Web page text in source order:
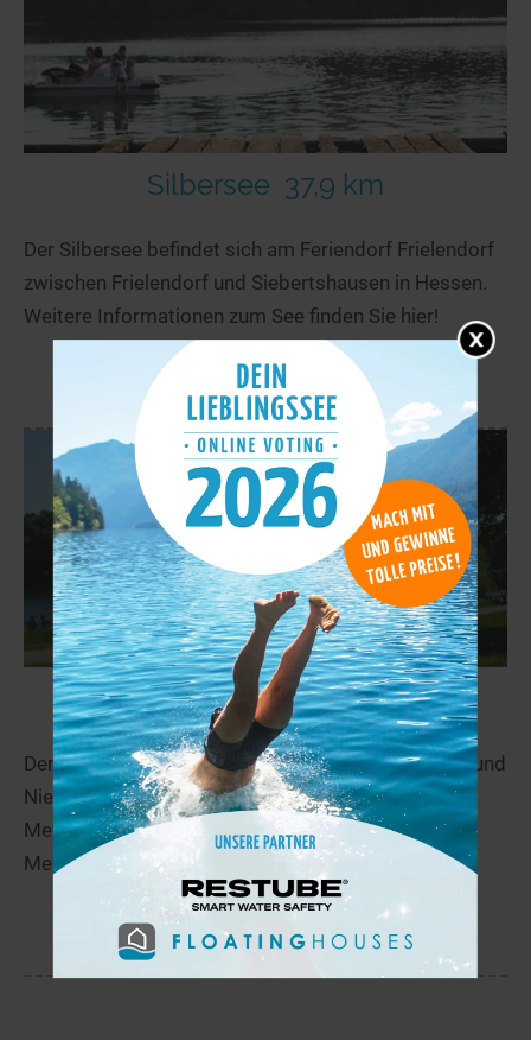
Silbersee 37,9 km
Der Silbersee befindet sich am Feriendorf Frielendorf
zwischen Frielendorf und Siebertshausen in Hessen.
Weitere Informationen zum See finden Sie hier!
mehr
Wendebach-Stausee 40,0 km
Der Wendebach-Stausee liegt zwischen Göttingen und
Niedernjesa in Niedersachsen. Der Stausee ist 600
Meter breit und seine maximale Tiefe beträgt fünf
Meter.